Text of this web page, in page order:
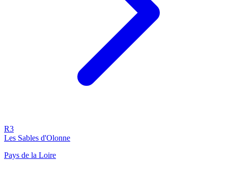
R3
Les Sables d'Olonne
Pays de la Loire